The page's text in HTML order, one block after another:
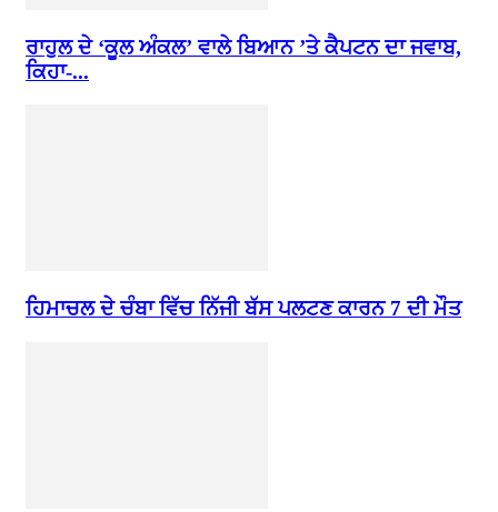
ਰਾਹੁਲ ਦੇ ‘ਕੂਲ ਅੰਕਲ’ ਵਾਲੇ ਬਿਆਨ ’ਤੇ ਕੈਪਟਨ ਦਾ ਜਵਾਬ,
ਕਿਹਾ-...
ਹਿਮਾਚਲ ਦੇ ਚੰਬਾ ਵਿੱਚ ਨਿੱਜੀ ਬੱਸ ਪਲਟਣ ਕਾਰਨ 7 ਦੀ ਮੌਤ